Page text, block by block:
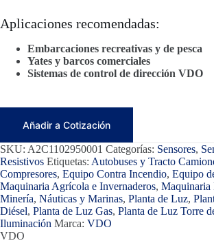
Aplicaciones recomendadas:
Embarcaciones recreativas y de pesca
Yates y barcos comerciales
Sistemas de control de dirección VDO
Añadir a Cotización
SKU: A2C1102950001 Categorías: Sensores,
Resistivos Etiquetas: Autobuses y Tracto
Compresores, Equipo Contra Incendio, Equipo
Maquinaria Agrícola e Invernaderos, Maquinaria
Minería, Náuticas y Marinas, Planta de Luz,
Diésel, Planta de Luz Gas, Planta de Luz Torre
Iluminación Marca: VDO
VDO